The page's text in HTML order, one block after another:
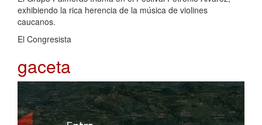
exhibiendo la rica herencia de la música de violines
caucanos.
El Congresista
gaceta